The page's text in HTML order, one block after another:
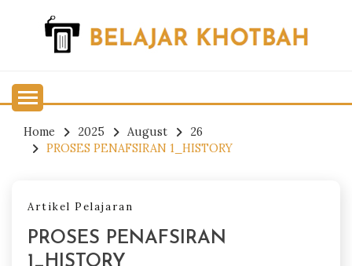
Home 2025 August
26
PROSES PENAFSIRAN 1_HISTORY
Artikel Pelajaran
PROSES PENAFSIRAN
1_HISTORY